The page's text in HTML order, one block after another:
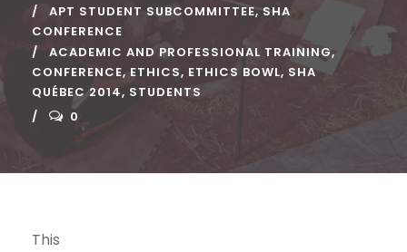
APT STUDENT SUBCOMMITTEE, SHA
CONFERENCE
ACADEMIC AND PROFESSIONAL TRAINING,
CONFERENCE, ETHICS, ETHICS BOWL, SHA
QUÉBEC 2014, STUDENTS
0
This